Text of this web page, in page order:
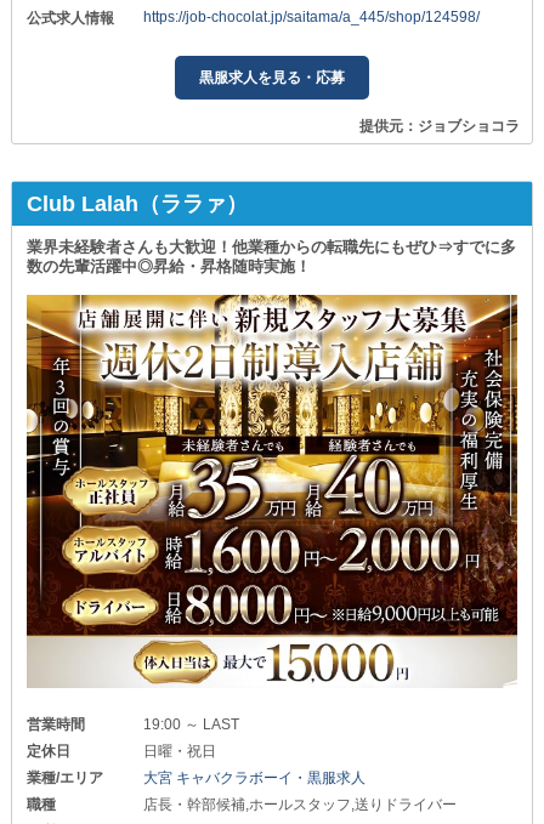
公式求人情報
https://job-chocolat.jp/saitama/a_445/shop/124598/
黒服求人を見る・応募
提供元：ジョブショコラ
Club Lalah（ララァ）
業界未経験者さんも大歓迎！他業種からの転職先にもぜひ⇒すでに多
数の先輩活躍中◎昇給・昇格随時実施！
営業時間
19:00 ～ LAST
定休日
日曜・祝日
業種/エリア
大宮 キャバクラボーイ・黒服求人
職種
店長・幹部候補,ホールスタッフ,送りドライバー